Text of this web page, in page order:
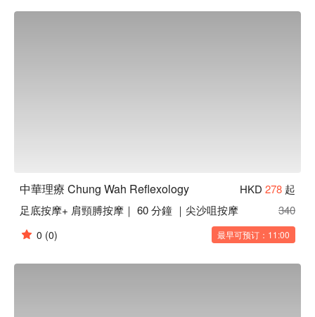
中華理療 Chung Wah Reflexology HKD 278 起
足底按摩+ 肩頸膊按摩｜ 60 分鐘 ｜尖沙咀按摩
340
0 (0) 最早可预订：11:00